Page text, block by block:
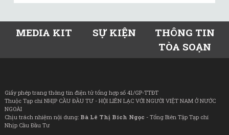
MEDIA KIT SỰ KIỆN
THÔNG TIN
TÒA SOẠN
Giấy phép trang thông tin điện tử tổng hợp số 41/GP-TTĐT
Thuộc Tạp chí NHỊP CẦU ĐẦU TƯ - HỘI LIÊN LẠC VỚI NGƯỜI VIỆT NAM Ở NƯỚC
NGOÀI
Chịu trách nhiệm nội dung: Bà Lê Thị Bích Ngọc - Tổng Biên Tập Tạp chí
Nhịp Cầu Đầu Tư